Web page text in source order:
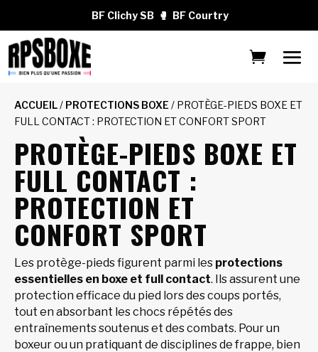
BF Clichy SB 🥊 BF Courtry
ACCUEIL/ PROTECTIONS BOXE / PROTÈGE-PIEDS BOXE ET
FULL CONTACT : PROTECTION ET CONFORT SPORT
PROTÈGE-PIEDS BOXE ET
FULL CONTACT :
PROTECTION ET
CONFORT SPORT
Les protège-pieds figurent parmi les protections
essentielles en boxe et full contact. Ils assurent une
protection efficace du pied lors des coups portés,
tout en absorbant les chocs répétés des
entraînements soutenus et des combats. Pour un
boxeur ou un pratiquant de disciplines de frappe, bien